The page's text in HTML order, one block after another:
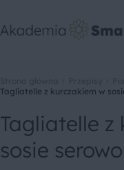
Tagliatelle z kurczakiem w
Tagliatelle z
sosie